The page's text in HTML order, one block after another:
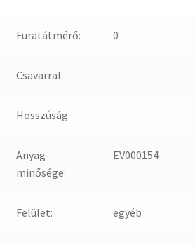
Furatátmérő: 0
Csavarral:
Hosszúság:
Anyag
minősége:
EV000154
Felület: egyéb